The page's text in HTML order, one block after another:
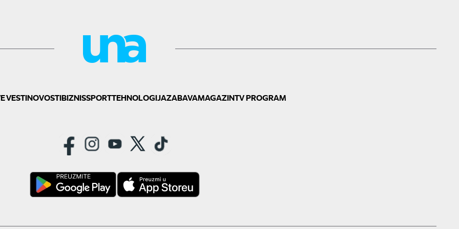
VESTINOVOSTIBIZNISSPORTTEHNOLOGIJAZABAVAMAGAZINTV PROGRAM